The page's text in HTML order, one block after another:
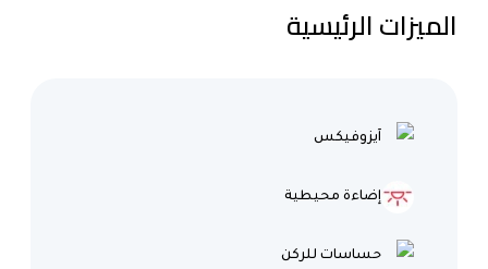
الميزات الرئيسية
آيزوفيكس
إضاءة محيطية
حساسات للركن